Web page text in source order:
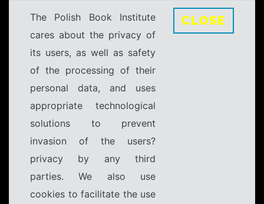
The Polish Book Institute
cares about the privacy of
its users, as well as safety
of the processing of their
personal data, and uses
appropriate technological
solutions to prevent
invasion of the users?
privacy by any third
parties. We also use
cookies to facilitate the use
CLOSE